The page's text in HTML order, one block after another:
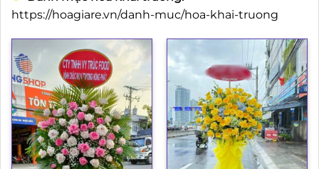
https://hoagiare.vn/danh-muc/hoa-khai-truong